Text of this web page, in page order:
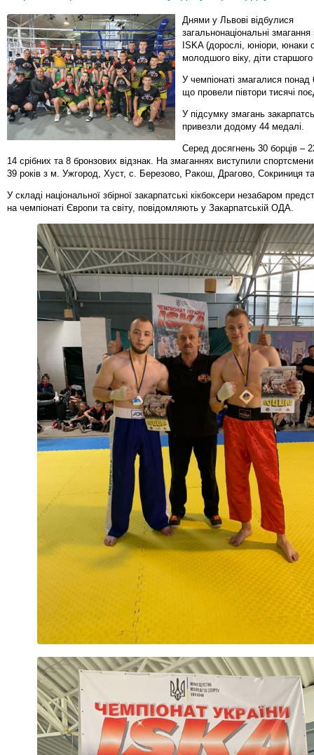
Днями у Львові відбулися
загальнонаціональні змагання
ISKA (дорослі, юніори, юнаки
молодшого віку, діти
У чемпіонаті змагалися понад
що провели півтори тисячі
У підсумку змагань
привезли додому 44 медалі.
Серед досягнень 30 борців –
14 срібних та 8 бронзових відзнак. На змаганнях виступили
39 років з м. Ужгород, Хуст, с. Березово, Ракош, Драгово, Сокриниця
У складі національної збірної закарпатські кікбоксери незабаром
на чемпіонаті Європи та світу, повідомляють у Закарпатській ОДА.